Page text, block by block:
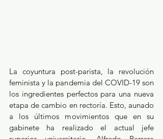
La coyuntura post-parista, la revolución
feminista y la pandemia del COVID-19 son
los ingredientes perfectos para una nueva
etapa de cambio en rectoría. Esto, aunado
a los últimos movimientos que en su
gabinete ha realizado el actual jefe